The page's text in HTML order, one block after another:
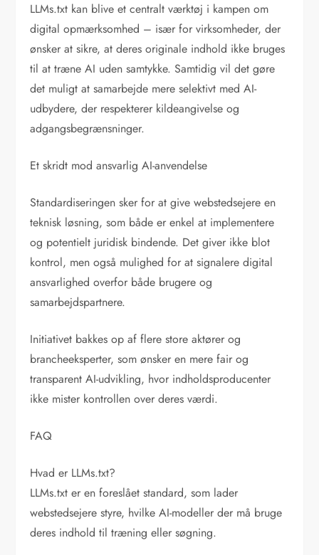
LLMs.txt kan blive et centralt værktøj i kampen om
digital opmærksomhed – især for virksomheder, der
ønsker at sikre, at deres originale indhold ikke bruges
til at træne AI uden samtykke. Samtidig vil det gøre
det muligt at samarbejde mere selektivt med AI-
udbydere, der respekterer kildeangivelse og
adgangsbegrænsninger.
Et skridt mod ansvarlig AI-anvendelse
Standardiseringen sker for at give webstedsejere en
teknisk løsning, som både er enkel at implementere
og potentielt juridisk bindende. Det giver ikke blot
kontrol, men også mulighed for at signalere digital
ansvarlighed overfor både brugere og
samarbejdspartnere.
Initiativet bakkes op af flere store aktører og
brancheeksperter, som ønsker en mere fair og
transparent AI-udvikling, hvor indholdsproducenter
ikke mister kontrollen over deres værdi.
FAQ
Hvad er LLMs.txt?
LLMs.txt er en foreslået standard, som lader
webstedsejere styre, hvilke AI-modeller der må bruge
deres indhold til træning eller søgning.